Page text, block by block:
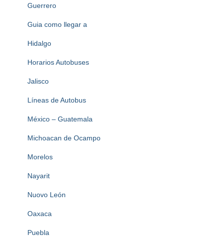
Guerrero
Guia como llegar a
Hidalgo
Horarios Autobuses
Jalisco
Líneas de Autobus
México – Guatemala
Michoacan de Ocampo
Morelos
Nayarit
Nuovo León
Oaxaca
Puebla